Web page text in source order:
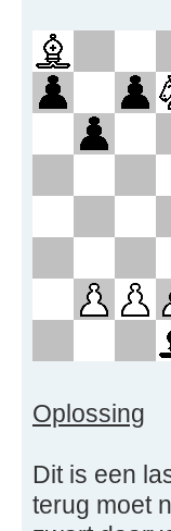
Oplossing
Dit is een
terug moet